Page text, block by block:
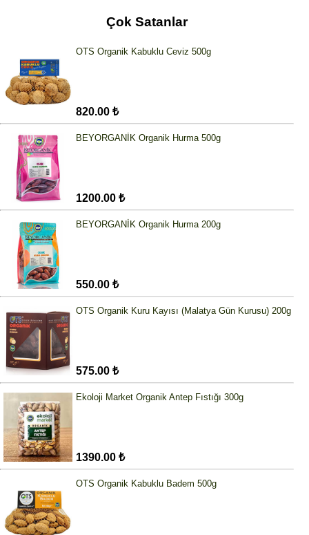
Çok Satanlar
OTS Organik Kabuklu Ceviz 500g
820.00 ₺
BEYORGANİK Organik Hurma 500g
1200.00 ₺
BEYORGANİK Organik Hurma 200g
550.00 ₺
OTS Organik Kuru Kayısı (Malatya Gün Kurusu) 200g
575.00 ₺
Ekoloji Market Organik Antep Fıstığı 300g
1390.00 ₺
OTS Organik Kabuklu Badem 500g